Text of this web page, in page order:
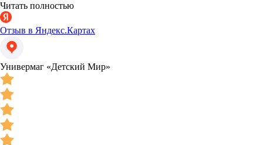
Читать полностью
Отзыв в Яндекс.Картах
Универмаг «Детский Мир»